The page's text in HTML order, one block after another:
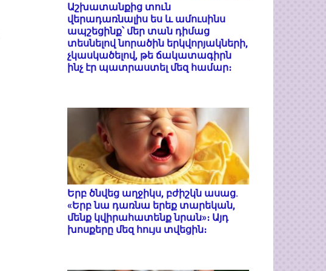
Աշխատանքից տուն
վերադառնալիս ես և ամուսինս
ապշեցինք՝ մեր տան դիմաց
տեսնելով նորածին երկվորյակների,
չկասկածելով, թե ճակատագիրն
ինչ էր պատրաստել մեզ համար։
Երբ ծնվեց աղջիկս, բժիշկն ասաց.
«Երբ նա դառնա երեք տարեկան,
մենք կվիրահատենք նրան»։ Այդ
խոսքերը մեզ հույս տվեցին։